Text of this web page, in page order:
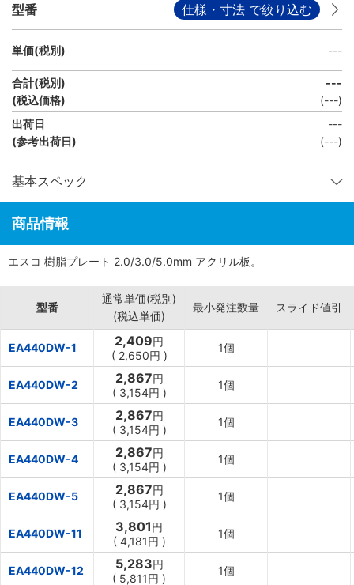
型番 仕様・寸法 で絞り込む
単価(税別) ---
合計(税別)
(税込価格)
---
(---)
出荷日
(参考出荷日)
---
(---)
基本スペック
商品情報
エスコ 樹脂プレート 2.0/3.0/5.0mm アクリル板。
型番
通常単価(税別)
(税込単価)
最小発注数量 スライド値引
EA440DW-1 2,409円
( 2,650円 )
1個
EA440DW-2 2,867円
( 3,154円 )
1個
EA440DW-3 2,867円
( 3,154円 )
1個
EA440DW-4 2,867円
( 3,154円 )
1個
EA440DW-5 2,867円
( 3,154円 )
1個
EA440DW-11 3,801円
( 4,181円 )
1個
EA440DW-12 5,283円
( 5,811円 )
1個